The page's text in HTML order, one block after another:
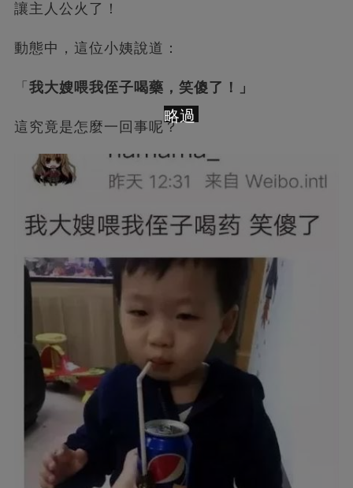
讓主人公火了！
動態中，這位小姨說道：
「 我大嫂喂我侄子喝藥，笑傻了！」
這究竟是怎麼一回事呢？
略過